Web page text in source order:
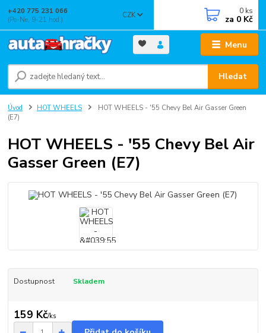
Menu
CZK
Hledat
+420 775 231 066
(Po-Ne, 9-21 hod.)
0 ks
za 0 Kč
Úvod HOT WHEELS
HOT WHEELS - '55 Chevy Bel Air Gasser Green
(E7)
HOT WHEELS - '55 Chevy Bel Air
Gasser Green (E7)
Dostupnost Skladem
159 Kč/ks